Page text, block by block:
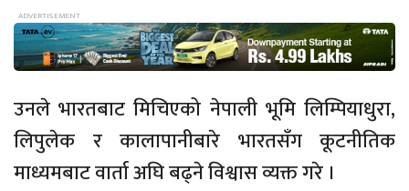
उनले भारतबाट मिचिएको नेपाली भूमि लिम्पियाधुरा,
लिपुलेक र कालापानीबारे भारतसँग कूटनीतिक
माध्यमबाट वार्ता अघि बढ्ने विश्वास व्यक्त गरे ।